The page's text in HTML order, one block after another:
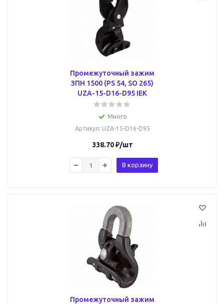
Промежуточный зажим
ЗПН 1500 (PS 54, SO 265)
UZA-15-D16-D95 IEK
Много
Артикул: UZA-15-D16-D95
338.70₽/шт
В корзину
Промежуточный зажим